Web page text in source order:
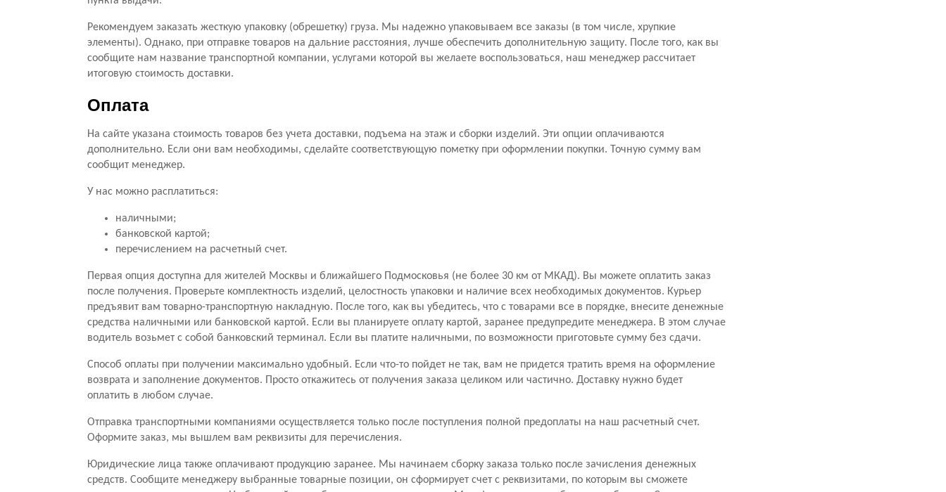
Рекомендуем заказать жесткую упаковку (обрешетку) груза. Мы надежно упаковываем все заказы (в том числе, хрупкие
элементы). Однако, при отправке товаров на дальние расстояния, лучше обеспечить дополнительную защиту. После того, как вы
сообщите нам название транспортной компании, услугами которой вы желаете воспользоваться, наш менеджер рассчитает
итоговую стоимость доставки.
Оплата
На сайте указана стоимость товаров без учета доставки, подъема на этаж и сборки изделий. Эти опции оплачиваются
дополнительно. Если они вам необходимы, сделайте соответствующую пометку при оформлении покупки. Точную сумму вам
сообщит менеджер.
У нас можно расплатиться:
наличными;
банковской картой;
перечислением на расчетный счет.
Первая опция доступна для жителей Москвы и ближайшего Подмосковья (не более 30 км от МКАД). Вы можете оплатить заказ
после получения. Проверьте комплектность изделий, целостность упаковки и наличие всех необходимых документов. Курьер
предъявит вам товарно-транспортную накладную. После того, как вы убедитесь, что с товарами все в порядке, внесите денежные
средства наличными или банковской картой. Если вы планируете оплату картой, заранее предупредите менеджера. В этом случае
водитель возьмет с собой банковский терминал. Если вы платите наличными, по возможности приготовьте сумму без сдачи.
Способ оплаты при получении максимально удобный. Если что-то пойдет не так, вам не придется тратить время на оформление
возврата и заполнение документов. Просто откажитесь от получения заказа целиком или частично. Доставку нужно будет
оплатить в любом случае.
Отправка транспортными компаниями осуществляется только после поступления полной предоплаты на наш расчетный счет.
Оформите заказ, мы вышлем вам реквизиты для перечисления.
Юридические лица также оплачивают продукцию заранее. Мы начинаем сборку заказа только после зачисления денежных
средств. Сообщите менеджеру выбранные товарные позиции, он сформирует счет с реквизитами, по которым вы сможете